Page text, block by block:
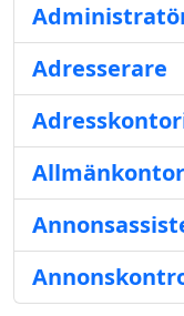
Adresserare